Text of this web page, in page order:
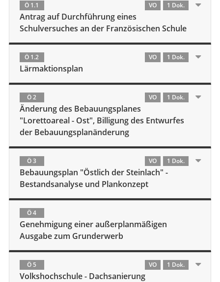
Ö 1.1 VO 1 Dok.
Antrag auf Durchführung eines
Schulversuches an der Französischen Schule
Ö 1.2 VO 1 Dok.
Lärmaktionsplan
Ö 2 VO 1 Dok.
Änderung des Bebauungsplanes
"Lorettoareal - Ost", Billigung des Entwurfes
der Bebauungsplanänderung
Ö 3 VO 1 Dok.
Bebauungsplan "Östlich der Steinlach" -
Bestandsanalyse und Plankonzept
Ö 4
Genehmigung einer außerplanmäßigen
Ausgabe zum Grunderwerb
Ö 5 VO 1 Dok.
Volkshochschule - Dachsanierung